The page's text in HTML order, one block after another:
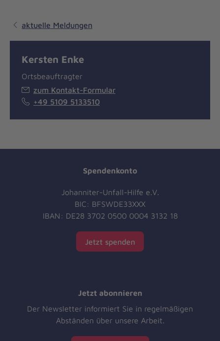
aktuelle Meldungen
Kersten Enke
Ortsbeauftragter
zum Kontakt-Formular
+49 5109 5133510
Spendenkonto
Johanniter-Unfall-Hilfe e.V.
BIC: BFSWDE33XXX
IBAN: DE28 3702 0500 0004 3132 18
Jetzt spenden
Jetzt abonnieren
Der Newsletter informiert Sie in regelmäßigen
Abständen über unsere Arbeit.